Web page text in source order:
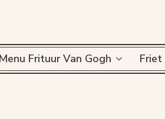
Frituur Van Gogh